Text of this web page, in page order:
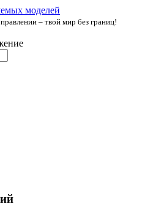
– твой мир без границ!